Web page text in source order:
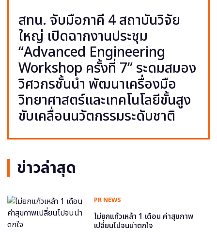
สทน. จับมือภาคี 4 สถาบันวิจัย
ใหญ่ เปิดฉากงานประชุม
“Advanced Engineering
Workshop ครั้งที่ 7” ระดมสมอง
วิศวกรชั้นนำ พัฒนาเครื่องมือ
วิทยาศาสตร์และเทคโนโลยีขั้นสูง
ขับเคลื่อนนวัตกรรมระดับชาติ
ข่าวล่าสุด
PR NEWS
ไม่ยกแก้วเหล้า 1 เดือน ค่าสุขภาพ
เปลี่ยนไปจนน่าตกใจ